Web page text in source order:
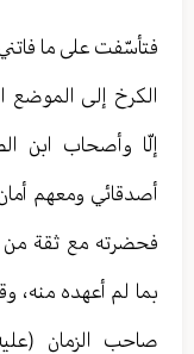
فتأسّفت على ما
الكرخ إلى الموضع
إلّا وأصحاب ابن
أصدقائي ومعهم
فحضرته مع ثقة من
بما لم أعهده منه،
صاحب الزمان